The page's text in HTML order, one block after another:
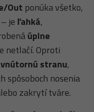
Out ponúka všetko,
je ľahká,
úplne
netlačí. Oproti
stranu,
spôsoboch nosenia
zakrytí tváre.